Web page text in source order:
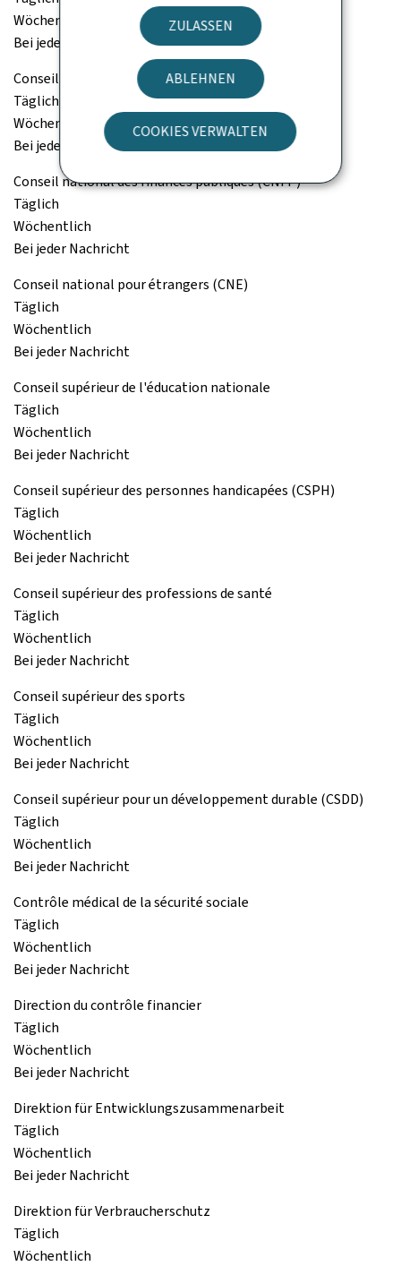
ZULASSEN
ABLEHNEN
COOKIES VERWALTEN
Wöchentlich
Bei jeder Nachricht
Conseil économique et social (CES)
Täglich
Wöchentlich
Bei jeder Nachricht
Conseil national des finances publiques (CNFP)
Täglich
Wöchentlich
Bei jeder Nachricht
Conseil national pour étrangers (CNE)
Täglich
Wöchentlich
Bei jeder Nachricht
Conseil supérieur de l'éducation nationale
Täglich
Wöchentlich
Bei jeder Nachricht
Conseil supérieur des personnes handicapées (CSPH)
Täglich
Wöchentlich
Bei jeder Nachricht
Conseil supérieur des professions de santé
Täglich
Wöchentlich
Bei jeder Nachricht
Conseil supérieur des sports
Täglich
Wöchentlich
Bei jeder Nachricht
Conseil supérieur pour un développement durable (CSDD)
Täglich
Wöchentlich
Bei jeder Nachricht
Contrôle médical de la sécurité sociale
Täglich
Wöchentlich
Bei jeder Nachricht
Direction du contrôle financier
Täglich
Wöchentlich
Bei jeder Nachricht
Direktion für Entwicklungszusammenarbeit
Täglich
Wöchentlich
Bei jeder Nachricht
Direktion für Verbraucherschutz
Täglich
Wöchentlich